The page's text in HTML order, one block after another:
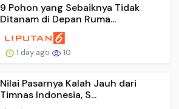
9 Pohon yang Sebaiknya Tidak
Ditanam di Depan Ruma...
1 day ago 10
Nilai Pasarnya Kalah Jauh dari
Timnas Indonesia, S...